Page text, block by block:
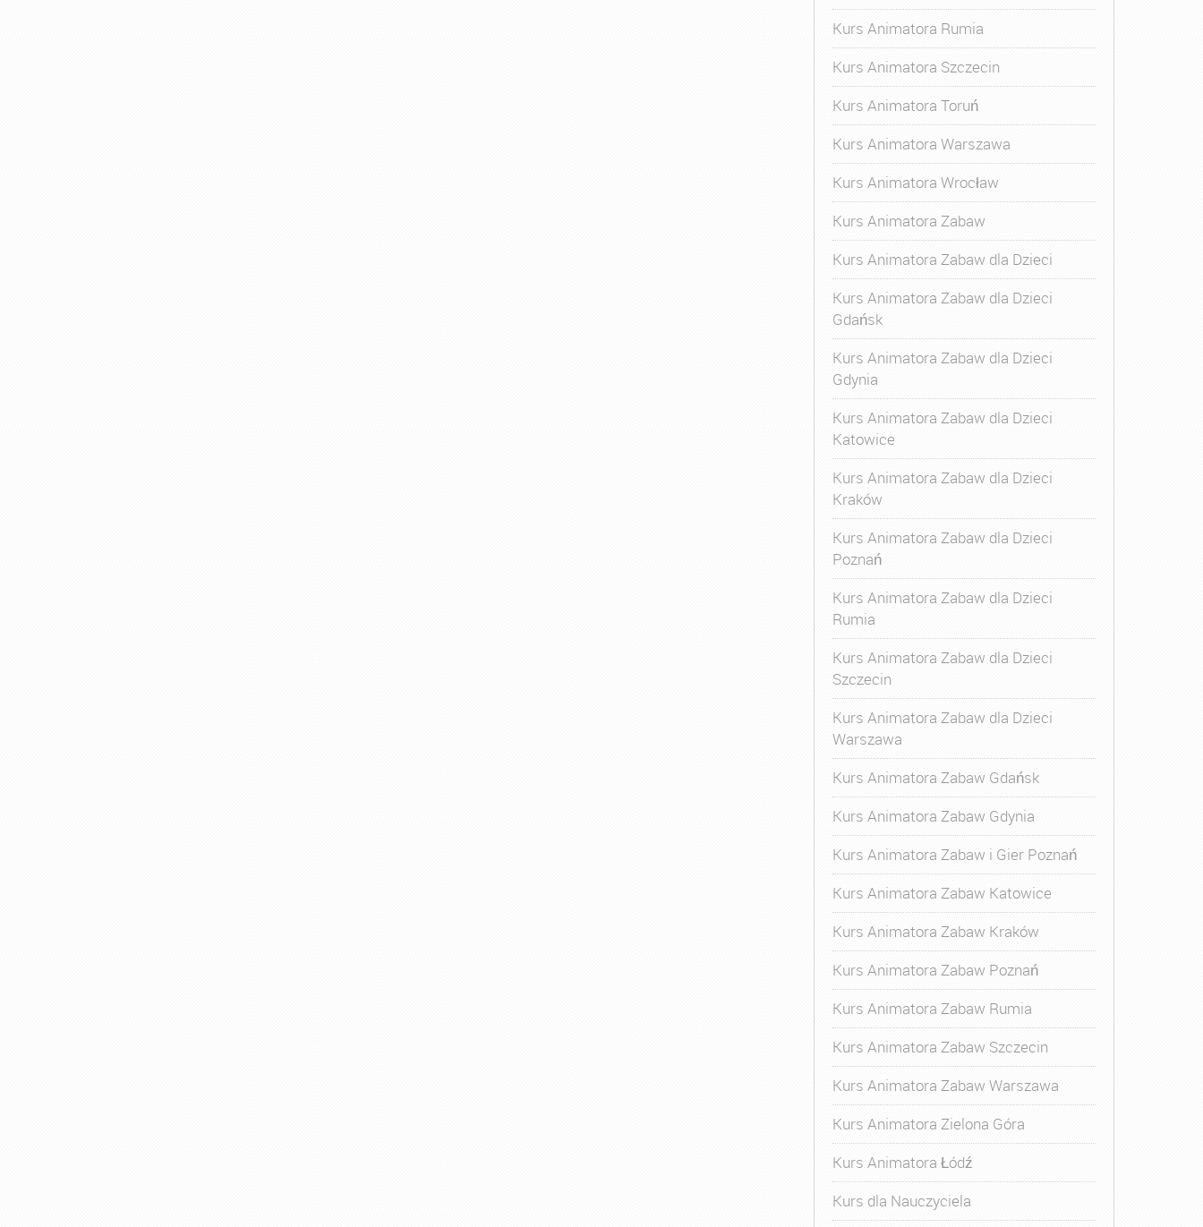
Kurs Animatora Rumia
Kurs Animatora Szczecin
Kurs Animatora Toruń
Kurs Animatora Warszawa
Kurs Animatora Wrocław
Kurs Animatora Zabaw
Kurs Animatora Zabaw dla Dzieci
Kurs Animatora Zabaw dla Dzieci
Gdańsk
Kurs Animatora Zabaw dla Dzieci
Gdynia
Kurs Animatora Zabaw dla Dzieci
Katowice
Kurs Animatora Zabaw dla Dzieci
Kraków
Kurs Animatora Zabaw dla Dzieci
Poznań
Kurs Animatora Zabaw dla Dzieci
Rumia
Kurs Animatora Zabaw dla Dzieci
Szczecin
Kurs Animatora Zabaw dla Dzieci
Warszawa
Kurs Animatora Zabaw Gdańsk
Kurs Animatora Zabaw Gdynia
Kurs Animatora Zabaw i Gier Poznań
Kurs Animatora Zabaw Katowice
Kurs Animatora Zabaw Kraków
Kurs Animatora Zabaw Poznań
Kurs Animatora Zabaw Rumia
Kurs Animatora Zabaw Szczecin
Kurs Animatora Zabaw Warszawa
Kurs Animatora Zielona Góra
Kurs Animatora Łódź
Kurs dla Nauczyciela